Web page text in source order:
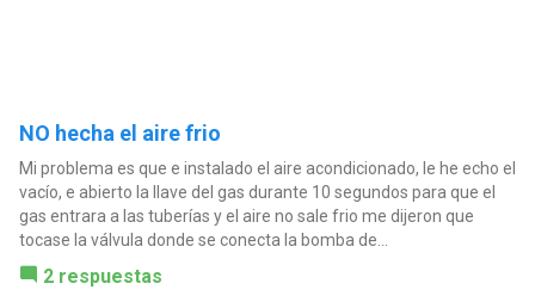
NO hecha el aire frio
Mi problema es que e instalado el aire acondicionado, le he echo el
vacío, e abierto la llave del gas durante 10 segundos para que el
gas entrara a las tuberías y el aire no sale frio me dijeron que
tocase la válvula donde se conecta la bomba de...
2 respuestas